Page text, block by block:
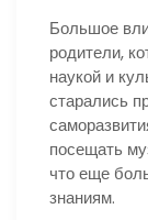
Большое
родители,
наукой и
старались
посещать
что еще
знаниям.